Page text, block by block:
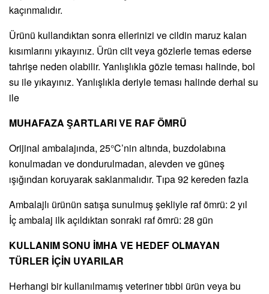
kaçınmalıdır.
Ürünü kullandıktan sonra ellerinizi ve cildin maruz kalan
kısımlarını yıkayınız. Ürün cilt veya gözlerle temas ederse
tahrişe neden olabilir. Yanlışlıkla gözle teması halinde, bol
su ile yıkayınız. Yanlışlıkla deriyle teması halinde derhal su
ile
MUHAFAZA ŞARTLARI VE RAF ÖMRÜ
Orijinal ambalajında, 25°C’nin altında, buzdolabına
konulmadan ve dondurulmadan, alevden ve güneş
ışığından koruyarak saklanmalıdır. Tıpa 92 kereden fazla
Ambalajlı ürünün satışa sunulmuş şekliyle raf ömrü: 2 yıl
İç ambalaj ilk açıldıktan sonraki raf ömrü: 28 gün
KULLANIM SONU İMHA VE HEDEF OLMAYAN
TÜRLER İÇİN UYARILAR
Herhangi bir kullanılmamış veteriner tıbbi ürün veya bu